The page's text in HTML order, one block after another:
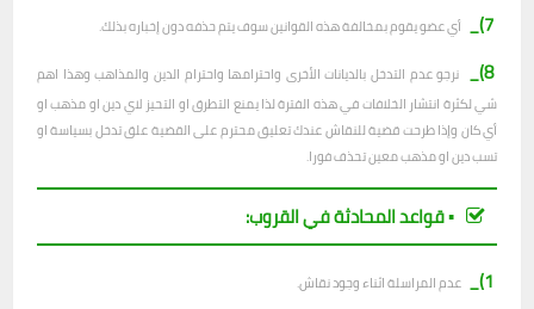
7)_ أي عضو يقوم بمخالفة هذه القوانين سوف يتم حذفه دون إخباره بذلك.
8)_
نرجو عدم التدخل بالديانات الأخرى واحترامها واحترام الدين والمذاهب وهذا اهم
شي لكثرة انتشار الخلافات في هذه الفترة لذا يمنع التطرق او التحيز لاي دين او مذهب او
أي كان وإذا طرحت قضية للنقاش عندك تعليق محترم على القضية علق تدخل بسياسة او
تسب دين او مذهب معين تحذف فورا.
▪︎ قواعد المحادثة في القروب:
1)_
عدم المراسلة اثناء وجود نقاش.